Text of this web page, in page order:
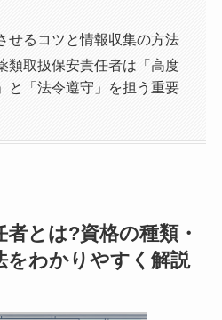
せるコツと情報収集の方法
類取扱保安責任者は「高度
と「法令遵守」を担う重要
とは?資格の種類・
をわかりやすく解説